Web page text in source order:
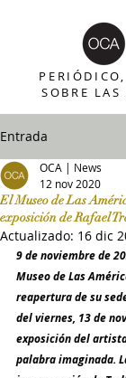
SOBRE LAS
Entrada
El Museo de Las
exposición de Rafael
OCA | News
12 nov 2020
Actualizado: 16 dic
9 de noviembre de
Museo de Las
reapertura de su
del viernes, 13 de
exposición del
palabra imaginada.